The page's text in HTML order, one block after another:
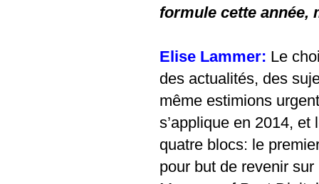
formule cette année,
Elise Lammer: Le
des actualités, des
même estimions
s’applique en 2014,
quatre blocs: le
pour but de revenir